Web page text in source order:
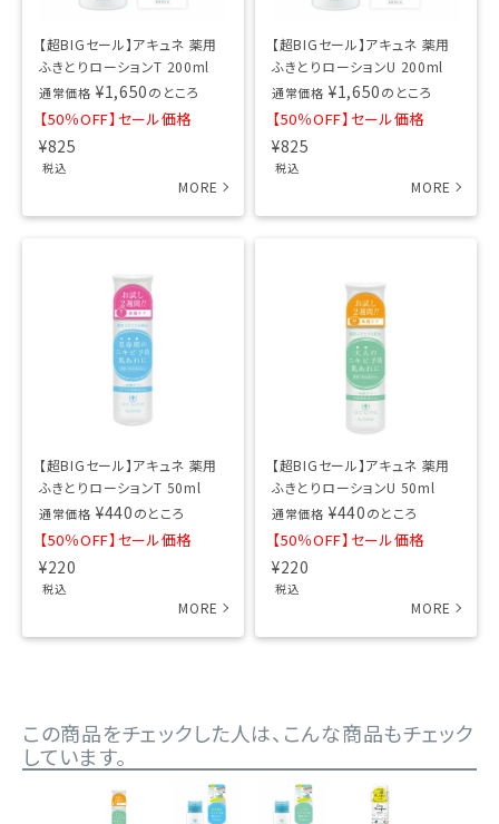
【超BIGセール】アキュネ 薬用
ふきとりローションT 200ml
通常価格 ¥1,650のところ
【50％OFF】セール価格
¥825
税込
【超BIGセール】アキュネ 薬用
ふきとりローションU 200ml
通常価格 ¥1,650のところ
【50％OFF】セール価格
¥825
税込
【超BIGセール】アキュネ 薬用
ふきとりローションT 50ml
通常価格 ¥440のところ
【50％OFF】セール価格
¥220
税込
【超BIGセール】アキュネ 薬用
ふきとりローションU 50ml
通常価格 ¥440のところ
【50％OFF】セール価格
¥220
税込
この商品をチェックした人は、こんな商品もチェック
しています。